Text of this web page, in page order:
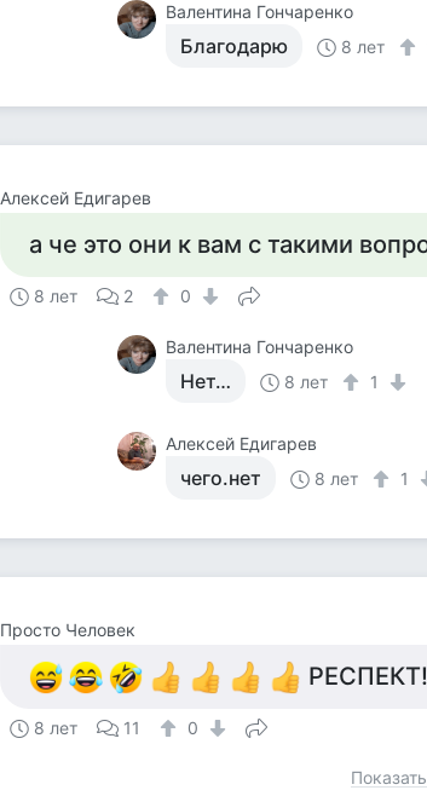
Валентина Гончаренко
Благодарю 8 лет
Алексей Едигарев
а че это они к вам с такими
8 лет 2 0
Валентина Гончаренко
Нет… 8 лет 1
Алексей Едигарев
чего.нет 8 лет 1
Просто Человек
8 лет 11 0